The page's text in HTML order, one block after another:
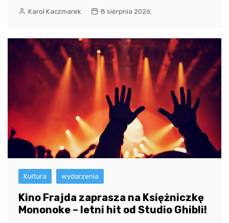
Karol Kaczmarek 8 sierpnia 2026
Kultura wydarzenia
Kino Frajda zaprasza na Księżniczkę
Mononoke – letni hit od Studio Ghibli!